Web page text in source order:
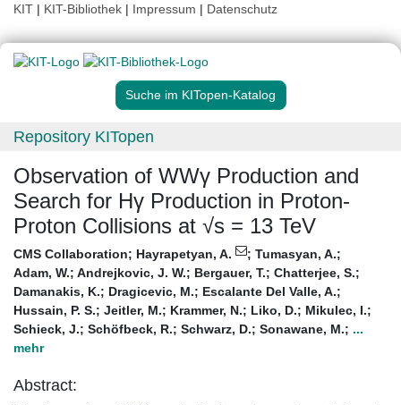
KIT | KIT-Bibliothek | Impressum | Datenschutz
Suche im KITopen-Katalog
Repository KITopen
Observation of WWγ Production and
Search for Hγ Production in Proton-
Proton Collisions at √s = 13 TeV
CMS Collaboration; Hayrapetyan, A. ; Tumasyan, A.;
Adam, W.; Andrejkovic, J. W.; Bergauer, T.; Chatterjee, S.;
Damanakis, K.; Dragicevic, M.; Escalante Del Valle, A.;
Hussain, P. S.; Jeitler, M.; Krammer, N.; Liko, D.; Mikulec, I.;
Schieck, J.; Schöfbeck, R.; Schwarz, D.; Sonawane, M.; ...
mehr
Abstract: